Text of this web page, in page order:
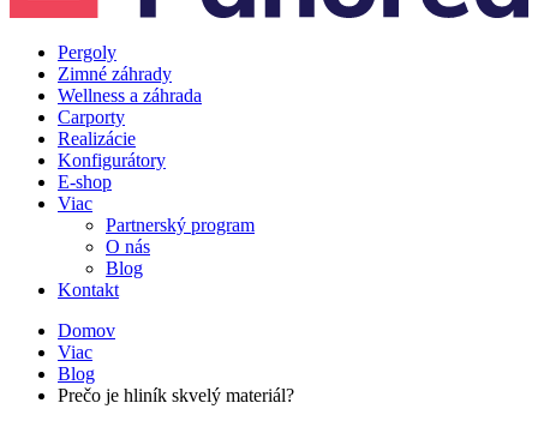
Pergoly
Zimné záhrady
Wellness a záhrada
Carporty
Realizácie
Konfigurátory
E-shop
Viac
Partnerský program
O nás
Blog
Kontakt
Domov
Viac
Blog
Prečo je hliník skvelý materiál?